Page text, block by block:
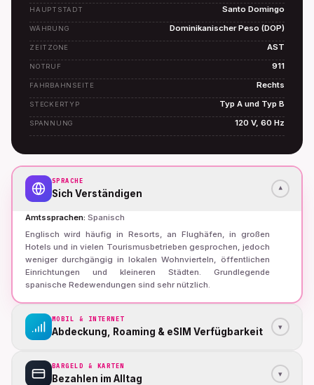
HAUPTSTADT Santo Domingo
WÄHRUNG Dominikanischer Peso (DOP)
ZEITZONE AST
NOTRUF 911
FAHRBAHNSEITE Rechts
STECKERTYP Typ A und Typ B
SPANNUNG 120 V, 60 Hz
SPRACHE
Sich Verständigen ▾
Amtssprachen: Spanisch
Englisch wird häufig in Resorts, an Flughäfen, in großen
Hotels und in vielen Tourismusbetrieben gesprochen, jedoch
weniger durchgängig in lokalen Wohnvierteln, öffentlichen
Einrichtungen und kleineren Städten. Grundlegende
spanische Redewendungen sind sehr nützlich.
MOBIL & INTERNET
Abdeckung, Roaming & eSIM Verfügbarkeit ▾
BARGELD & KARTEN
Bezahlen im Alltag ▾